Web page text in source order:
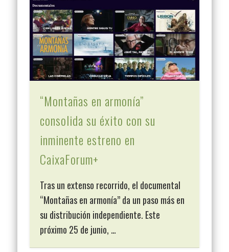
“Montañas en armonía”
consolida su éxito con su
inminente estreno en
CaixaForum+
Tras un extenso recorrido, el documental
“Montañas en armonía” da un paso más en
su distribución independiente. Este
próximo 25 de junio, …